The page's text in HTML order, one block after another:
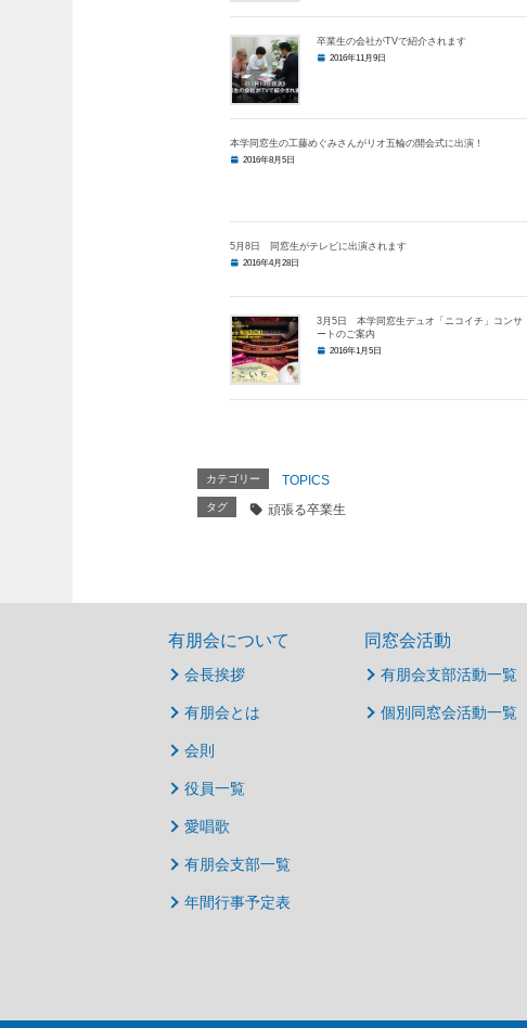
卒業生の会社がTVで紹介されます
2016年11月9日
本学同窓生の工藤めぐみさんがリオ五輪の開会式に出演！
2016年8月5日
5月8日 同窓生がテレビに出演されます
2016年4月28日
3月5日 本学同窓生デュオ「ニコイチ」コンサ
ートのご案内
2016年1月5日
カテゴリー TOPICS
タグ 頑張る卒業生
有朋会について
会長挨拶
有朋会とは
会則
役員一覧
愛唱歌
有朋会支部一覧
年間行事予定表
同窓会活動
有朋会支部活動一覧
個別同窓会活動一覧